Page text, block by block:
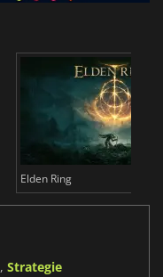
Elden Ring
, Strategie